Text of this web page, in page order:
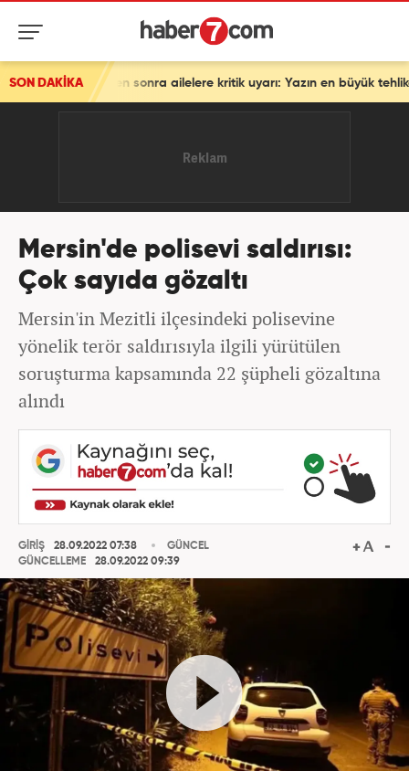
SON DAKİKA
sonra ailelere kritik uyarı: Yazın en büyük tehlikesi!
Mersin'de polisevi saldırısı:
Çok sayıda gözaltı
Mersin'in Mezitli ilçesindeki polisevine
yönelik terör saldırısıyla ilgili yürütülen
soruşturma kapsamında 22 şüpheli gözaltına
alındı
GİRİŞ
28.09.2022 07:38
GÜNCELLEME
28.09.2022 09:39
GÜNCEL